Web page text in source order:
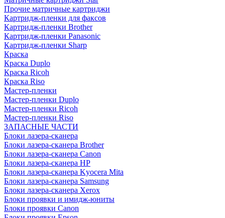
Прочие матричные картриджи
Картридж-пленки для факсов
Картридж-пленки Brother
Картридж-пленки Panasonic
Картридж-пленки Sharp
Краска
Краска Duplo
Краска Ricoh
Краска Riso
Мастер-пленки
Мастер-пленки Duplo
Мастер-пленки Ricoh
Мастер-пленки Riso
ЗАПАСНЫЕ ЧАСТИ
Блоки лазера-сканера
Блоки лазера-сканера Brother
Блоки лазера-сканера Canon
Блоки лазера-сканера HP
Блоки лазера-сканера Kyocera Mita
Блоки лазера-сканера Samsung
Блоки лазера-сканера Xerox
Блоки проявки и имидж-юниты
Блоки проявки Canon